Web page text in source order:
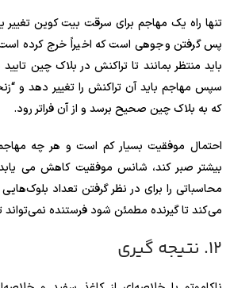
تنها راه یک مهاجم برای سرقت بیت کوین
پس گرفتن وجوهی است که اخیراً خرج کرده است.
باید منتظر بمانند تا تراکنش در بلاک چین تایید
سپس مهاجم باید آن تراکنش را تغییر دهد و
که به بلاک چین صحیح برسد و از آن فراتر رود.
احتمال موفقیت بسیار کم است و هر چه
بیشتر صبر کند، شانس موفقیت کاهش می
محاسباتی را برای در نظر گرفتن تعداد بلوک‌هایی
می‌کند تا گیرنده مطمئن شود فرستنده نمی‌تواند
12. نتیجه گیری